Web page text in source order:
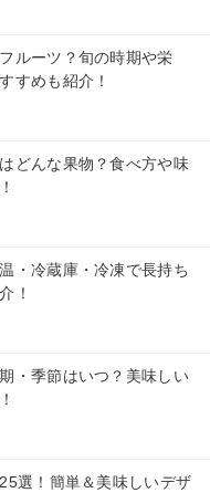
ルーツ？旬の時期や栄
すめも紹介！
どんな果物？食べ方や味
・冷蔵庫・冷凍で長持ち
！
・季節はいつ？美味しい
選！簡単＆美味しいデザ